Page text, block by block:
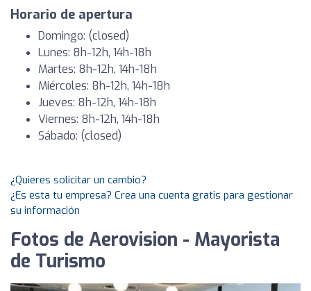
Horario de apertura
Domingo: (closed)
Lunes: 8h-12h, 14h-18h
Martes: 8h-12h, 14h-18h
Miércoles: 8h-12h, 14h-18h
Jueves: 8h-12h, 14h-18h
Viernes: 8h-12h, 14h-18h
Sábado: (closed)
¿Quieres solicitar un cambio?
¿Es esta tu empresa? Crea una cuenta gratis para gestionar
su información
Fotos de Aerovision - Mayorista
de Turismo